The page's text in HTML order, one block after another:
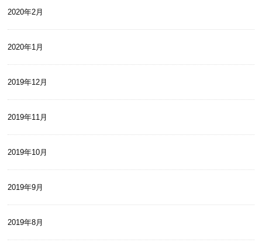
2020年2月
2020年1月
2019年12月
2019年11月
2019年10月
2019年9月
2019年8月